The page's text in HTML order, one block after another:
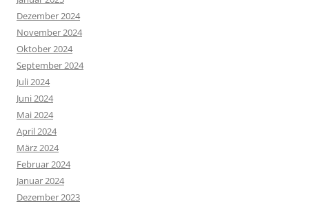
Dezember 2024
November 2024
Oktober 2024
September 2024
Juli 2024
Juni 2024
Mai 2024
April 2024
März 2024
Februar 2024
Januar 2024
Dezember 2023